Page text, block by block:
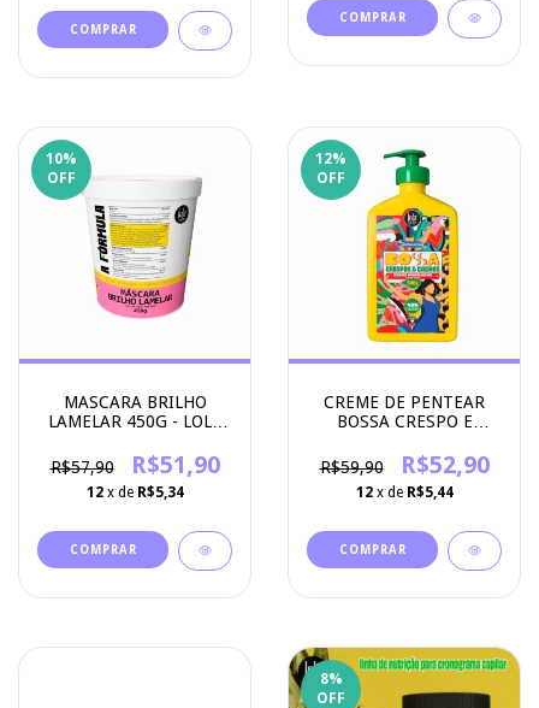
10%
OFF
MASCARA BRILHO
LAMELAR 450G - LOLA
R$57,90
R$51,90
12 x de R$5,34
12%
OFF
CREME DE PENTEAR
BOSSA CRESPO E
COSMETICS
R$59,90 R$52,90
12 x de R$5,44
8%
OFF